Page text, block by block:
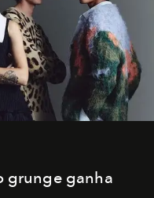
grunge ganha